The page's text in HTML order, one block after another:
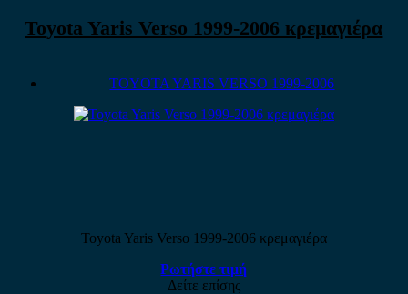
Toyota Yaris Verso 1999-2006 κρεμαγιέρα
TOYOTA YARIS VERSO 1999-2006
Toyota Yaris Verso 1999-2006 κρεμαγιέρα
Ρωτήστε τιμή
Δείτε επίσης